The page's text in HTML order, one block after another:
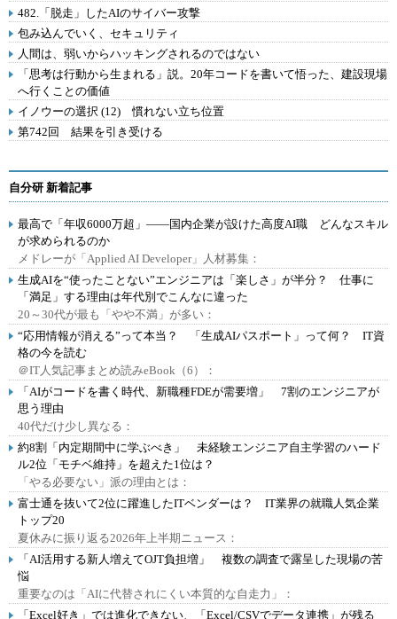
482.「脱走」したAIのサイバー攻撃
包み込んでいく、セキュリティ
人間は、弱いからハッキングされるのではない
「思考は行動から生まれる」説。20年コードを書いて悟った、建設現場
へ行くことの価値
イノウーの選択 (12) 慣れない立ち位置
第742回 結果を引き受ける
自分研 新着記事
最高で「年収6000万超」――国内企業が設けた高度AI職 どんなスキル
が求められるのか
メドレーが「Applied AI Developer」人材募集：
生成AIを“使ったことない”エンジニアは「楽しさ」が半分？ 仕事に
「満足」する理由は年代別でこんなに違った
20～30代が最も「やや不満」が多い：
“応用情報が消える”って本当？ 「生成AIパスポート」って何？ IT資
格の今を読む
＠IT人気記事まとめ読みeBook（6）：
「AIがコードを書く時代、新職種FDEが需要増」 7割のエンジニアが
思う理由
40代だけ少し異なる：
約8割「内定期間中に学ぶべき」 未経験エンジニア自主学習のハード
ル2位「モチベ維持」を超えた1位は？
「やる必要ない」派の理由とは：
富士通を抜いて2位に躍進したITベンダーは？ IT業界の就職人気企業
トップ20
夏休みに振り返る2026年上半期ニュース：
「AI活用する新人増えてOJT負担増」 複数の調査で露呈した現場の苦
悩
重要なのは「AIに代替されにくい本質的な自走力」：
「Excel好き」では進化できない、「Excel/CSVでデータ連携」が残る